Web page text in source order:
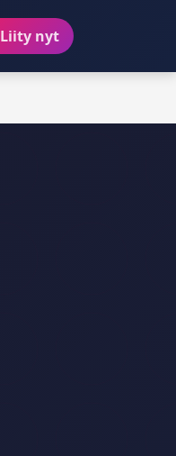
Liity nyt